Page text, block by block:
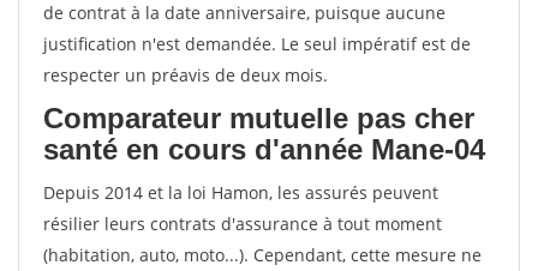
de contrat à la date anniversaire, puisque aucune
justification n'est demandée. Le seul impératif est de
respecter un préavis de deux mois.
Comparateur mutuelle pas cher
santé en cours d'année Mane-04
Depuis 2014 et la loi Hamon, les assurés peuvent
résilier leurs contrats d'assurance à tout moment
(habitation, auto, moto...). Cependant, cette mesure ne